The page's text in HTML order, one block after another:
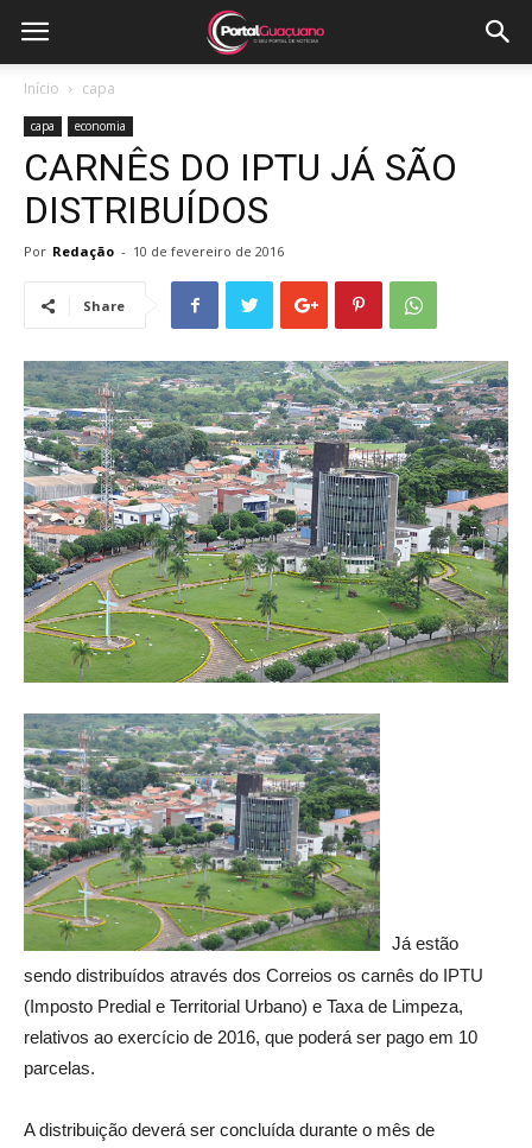
Início capa
capa economia
CARNÊS DO IPTU JÁ SÃO
DISTRIBUÍDOS
Por Redação - 10 de fevereiro de 2016
Share
Já estão
sendo distribuídos através dos Correios os carnês do IPTU
(Imposto Predial e Territorial Urbano) e Taxa de Limpeza,
relativos ao exercício de 2016, que poderá ser pago em 10
parcelas.
A distribuição deverá ser concluída durante o mês de